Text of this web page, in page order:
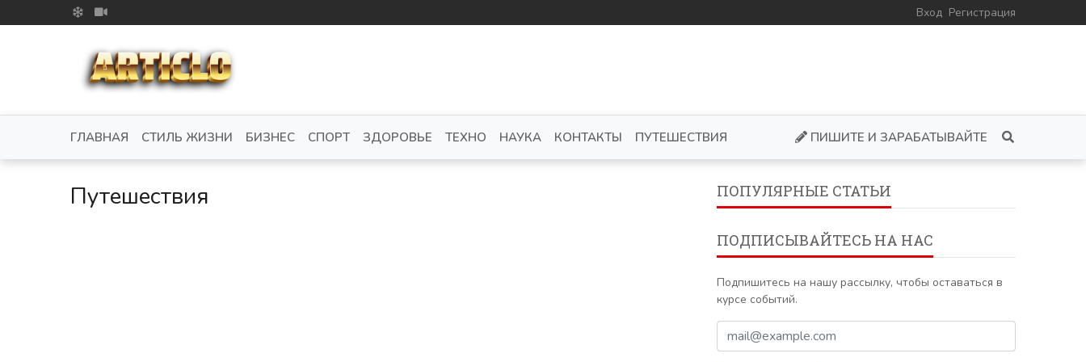
Вход Регистрация
ГЛАВНАЯ СТИЛЬ ЖИЗНИ БИЗНЕС СПОРТ ЗДОРОВЬЕ ТЕХНО НАУКА КОНТАКТЫ ПУТЕШЕСТВИЯ ПИШИТЕ И ЗАРАБАТЫВАЙТЕ
Путешествия ПОПУЛЯРНЫЕ СТАТЬИ
ПОДПИСЫВАЙТЕСЬ НА НАС
Подпишитесь на нашу рассылку, чтобы оставаться в
курсе событий.